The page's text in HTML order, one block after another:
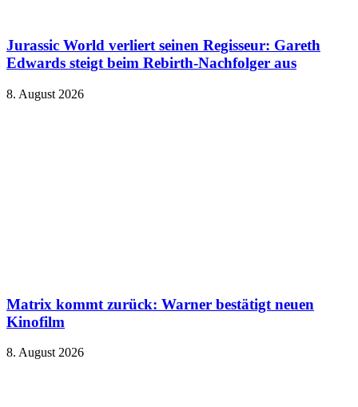
Jurassic World verliert seinen Regisseur: Gareth
Edwards steigt beim Rebirth-Nachfolger aus
8. August 2026
Matrix kommt zurück: Warner bestätigt neuen
Kinofilm
8. August 2026